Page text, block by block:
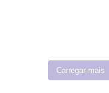
Carregar mais